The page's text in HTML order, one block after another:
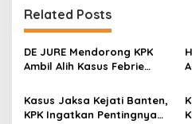
a
v
i
a
Related Posts
DE JURE Mendorong KPK
Ambil Alih Kasus Febrie
Kepentingan
Kasus Jaksa Kejati Banten,
KPK Ingatkan Pentingnya